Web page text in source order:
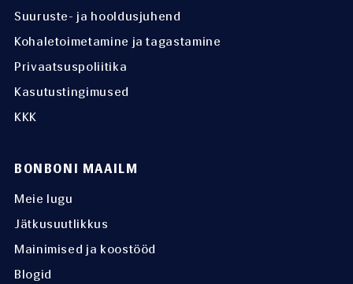
Suuruste- ja hooldusjuhend
Kohaletoimetamine ja tagastamine
Privaatsuspoliitika
Kasutustingimused
KKK
BONBONI MAAILM
Meie lugu
Jätkusuutlikkus
Mainimised ja koostööd
Blogid